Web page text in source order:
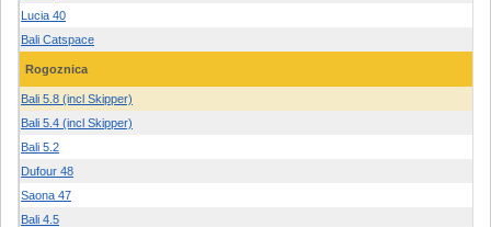
Lucia 40
Bali Catspace
Rogoznica
Bali 5.8 (incl Skipper)
Bali 5.4 (incl Skipper)
Bali 5.2
Dufour 48
Saona 47
Bali 4.5